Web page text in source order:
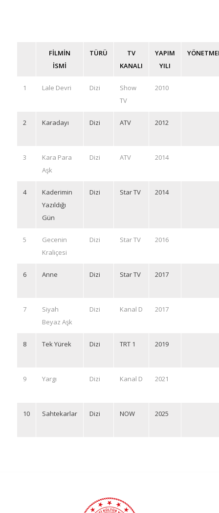
FİLMİN
İSMİ
TÜRÜ
TV
KANALI
YAPIM
YILI
1 Lale Devri Dizi
Show
TV
2010
2 Karadayı Dizi ATV 2012
3
Kara Para
Aşk
Dizi ATV 2014
4
Kaderimin
Yazıldığı
Gün
Dizi Star TV 2014
5
Gecenin
Kraliçesi
Dizi Star TV 2016
6 Anne Dizi Star TV 2017
7
Siyah
Beyaz Aşk
Dizi Kanal D 2017
8 Tek Yürek Dizi TRT 1 2019
9 Yargı Dizi Kanal D 2021
10 Sahtekarlar Dizi NOW 2025